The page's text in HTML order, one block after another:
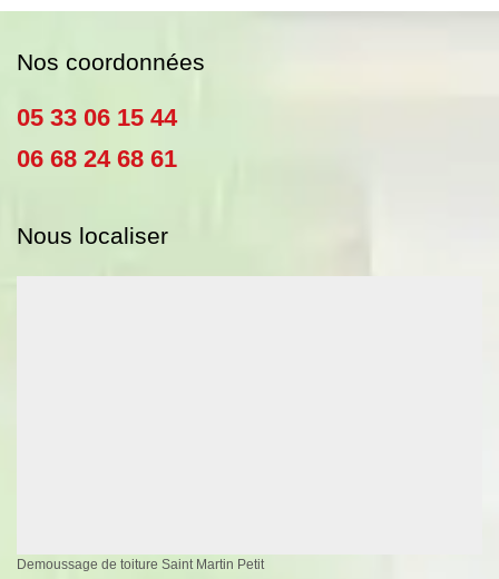
Nos coordonnées
05 33 06 15 44
06 68 24 68 61
Nous localiser
Demoussage de toiture Saint Martin Petit